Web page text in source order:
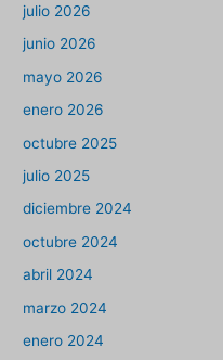
julio 2026
junio 2026
mayo 2026
enero 2026
octubre 2025
julio 2025
diciembre 2024
octubre 2024
abril 2024
marzo 2024
enero 2024